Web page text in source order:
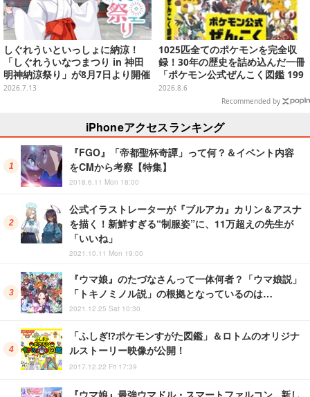
しぐれういといっしょに納涼！
「しぐれういなつまつり in 神田
明神納涼祭り」が8月7日より開催
決定
2026.7.13
1025匹全てのポケモンを完全収
録！30年の歴史を詰め込んだ一冊
「ポケモン公式ぜんこく図鑑 199
6-2026」が大ボリューム
2026.8.6
Recommended by
iPhoneアクセスランキング
『FGO』「帝都聖杯奇譚」って何？＆イベント内容
をCMから考察【特集】
2018.6.11 Mon 18:00
公式イラストレーターが『ブルアカ』カリン＆アスナ
を描く！新鮮すぎる“制服姿”に、11万超えの先生が
「いいね」
2021.10.11 Mon 19:00
『ウマ娘』のたづなさんって一体何者？「ウマ娘説」
「トキノミノル説」の根拠となっているのは…
2021.12.25 Sat 10:30
「ふしぎ!?ポケモンすがた図鑑」＆ロトムのオリジナ
ルストーリー映像が公開！
2017.12.22 Fri 17:39